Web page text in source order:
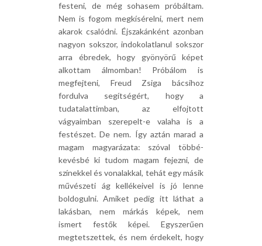
festeni, de még sohasem próbáltam.
Nem is fogom megkísérelni, mert nem
akarok csalódni. Éjszakánként azonban
nagyon sokszor, indokolatlanul sokszor
arra ébredek, hogy gyönyörű képet
alkottam álmomban! Próbálom is
megfejteni, Freud Zsiga bácsihoz
fordulva segítségért, hogy a
tudatalattimban, az elfojtott
vágyaimban szerepelt-e valaha is a
festészet. De nem. Így aztán marad a
magam magyarázata: szóval többé-
kevésbé ki tudom magam fejezni, de
színekkel és vonalakkal, tehát egy másik
művészeti ág kellékeivel is jó lenne
boldogulni. Amiket pedig itt láthat a
lakásban, nem márkás képek, nem
ismert festők képei. Egyszerűen
megtetszettek, és nem érdekelt, hogy